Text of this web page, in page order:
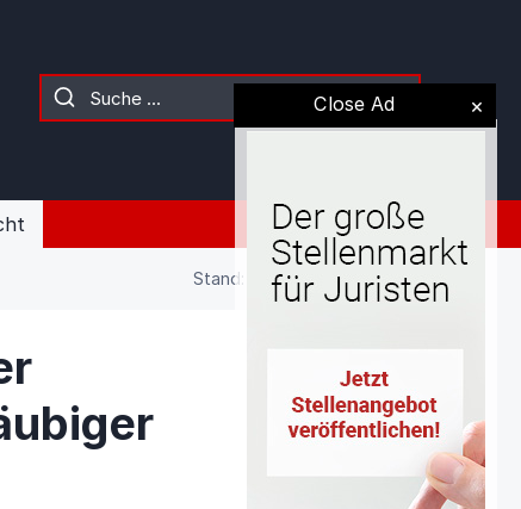
Stand: 02.08.2026 (Gesetz)
Close Ad